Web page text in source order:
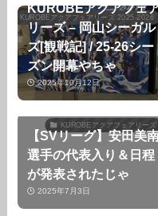
KUROBEアクアフェアリーズ 2025-2026
KUROBEアクアフェ
リーズ – 岡山シーガル
ズ[観戦記] / 25-26シー
ズン開幕やちゃ
2025年10月12日
KUROBEアクアフェアリーズ
【SVリーグ】安田美
選手の代表入り＆日程
が発表されたじゃ
2025年7月3日